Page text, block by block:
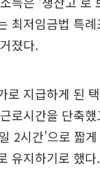
최저임금법 특
졌다.
로 지급하게 된
로시간을 단축
2시간’으로 짧
유지하기로 했다.